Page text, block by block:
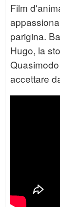
Film
parigina.
Hugo, la
accettare